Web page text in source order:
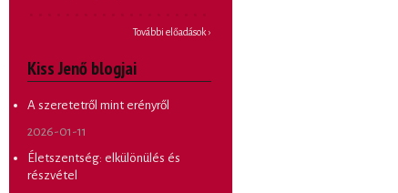
További előadások ›
Kiss Jenő blogjai
A szeretetről mint erényről
2026-01-11
Életszentség: elkülönülés és
részvétel